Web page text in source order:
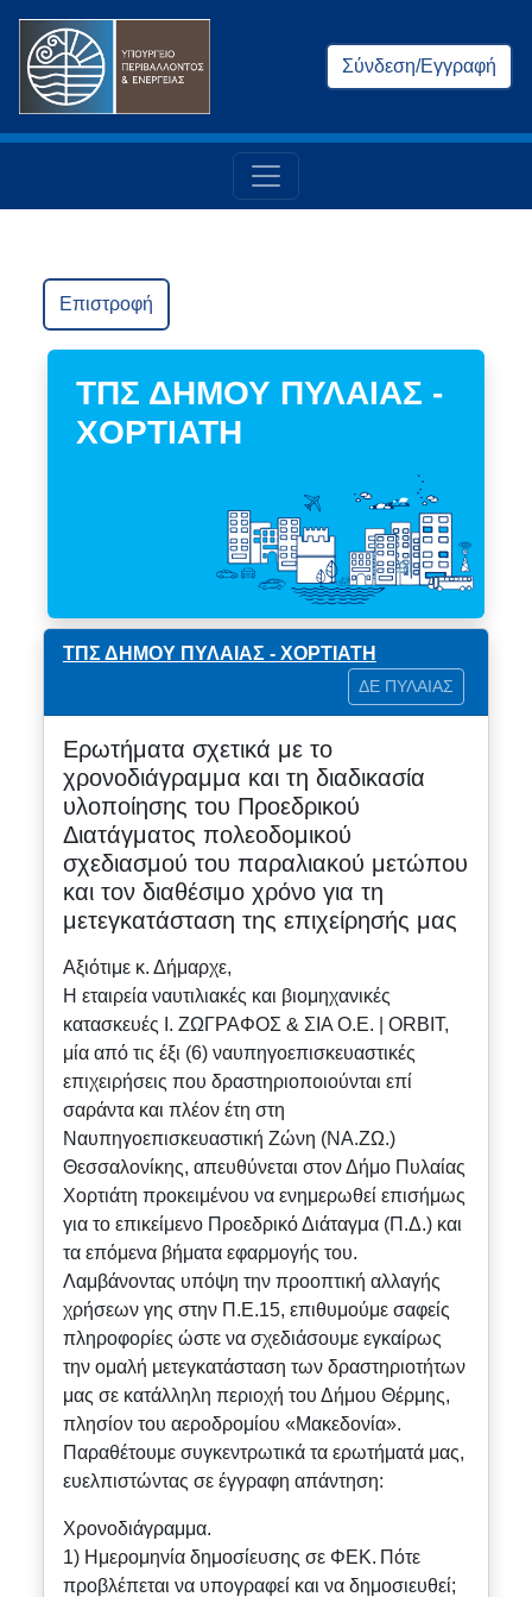
Σύνδεση/Εγγραφή
Επιστροφή
ΤΠΣ ΔΗΜΟΥ ΠΥΛΑΙΑΣ -
ΧΟΡΤΙΑΤΗ
ΤΠΣ ΔΗΜΟΥ ΠΥΛΑΙΑΣ - ΧΟΡΤΙΑΤΗ
ΔΕ ΠΥΛΑΙΑΣ
Ερωτήματα σχετικά με το
χρονοδιάγραμμα και τη διαδικασία
υλοποίησης του Προεδρικού
Διατάγματος πολεοδομικού
σχεδιασμού του παραλιακού μετώπου
και τον διαθέσιμο χρόνο για τη
μετεγκατάσταση της επιχείρησής μας
Αξιότιμε κ. Δήμαρχε,
Η εταιρεία ναυτιλιακές και βιομηχανικές
κατασκευές Ι. ΖΩΓΡΑΦΟΣ & ΣΙΑ Ο.Ε. | ORBIT,
μία από τις έξι (6) ναυπηγοεπισκευαστικές
επιχειρήσεις που δραστηριοποιούνται επί
σαράντα και πλέον έτη στη
Ναυπηγοεπισκευαστική Ζώνη (ΝΑ.ΖΩ.)
Θεσσαλονίκης, απευθύνεται στον Δήμο Πυλαίας
Χορτιάτη προκειμένου να ενημερωθεί επισήμως
για το επικείμενο Προεδρικό Διάταγμα (Π.Δ.) και
τα επόμενα βήματα εφαρμογής του.
Λαμβάνοντας υπόψη την προοπτική αλλαγής
χρήσεων γης στην Π.Ε.15, επιθυμούμε σαφείς
πληροφορίες ώστε να σχεδιάσουμε εγκαίρως
την ομαλή μετεγκατάσταση των δραστηριοτήτων
μας σε κατάλληλη περιοχή του Δήμου Θέρμης,
πλησίον του αεροδρομίου «Μακεδονία».
Παραθέτουμε συγκεντρωτικά τα ερωτήματά μας,
ευελπιστώντας σε έγγραφη απάντηση:
Χρονοδιάγραμμα.
1) Ημερομηνία δημοσίευσης σε ΦΕΚ. Πότε
προβλέπεται να υπογραφεί και να δημοσιευθεί;